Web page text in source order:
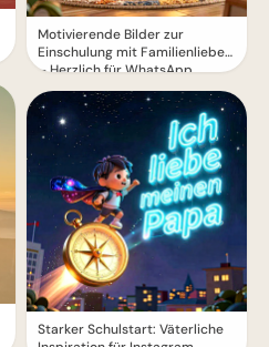
Motivierende Bilder zur
Einschulung mit Familienliebe
– Herzlich für WhatsApp
Starker Schulstart: Väterliche